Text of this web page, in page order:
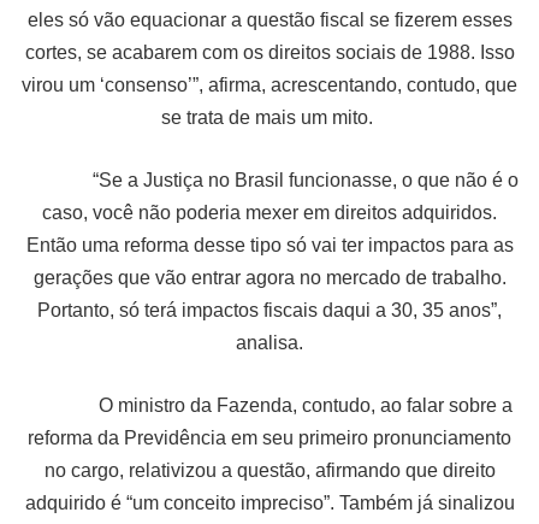
eles só vão equacionar a questão fiscal se fizerem esses
cortes, se acabarem com os direitos sociais de 1988. Isso
virou um ‘consenso’”, afirma, acrescentando, contudo, que
se trata de mais um mito.
“Se a Justiça no Brasil funcionasse, o que não é o
caso, você não poderia mexer em direitos adquiridos.
Então uma reforma desse tipo só vai ter impactos para as
gerações que vão entrar agora no mercado de trabalho.
Portanto, só terá impactos fiscais daqui a 30, 35 anos”,
analisa.
O ministro da Fazenda, contudo, ao falar sobre a
reforma da Previdência em seu primeiro pronunciamento
no cargo, relativizou a questão, afirmando que direito
adquirido é “um conceito impreciso”. Também já sinalizou